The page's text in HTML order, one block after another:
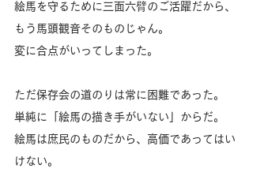
絵馬を守るために三面六臂のご活躍だから、
もう馬頭観音そのものじゃん。
変に合点がいってしまった。
ただ保存会の道のりは常に困難であった。
単純に「絵馬の描き手がいない」からだ。
絵馬は庶民のものだから、高価であってはい
けない。